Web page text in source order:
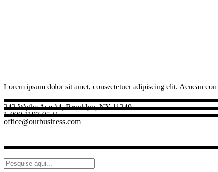
Lorem ipsum dolor sit amet, consectetuer adipiscing elit. Aenean
242 Wythe Ave #4, Brooklyn, NY 11249
1-090-1197-9528
office@ourbusiness.com